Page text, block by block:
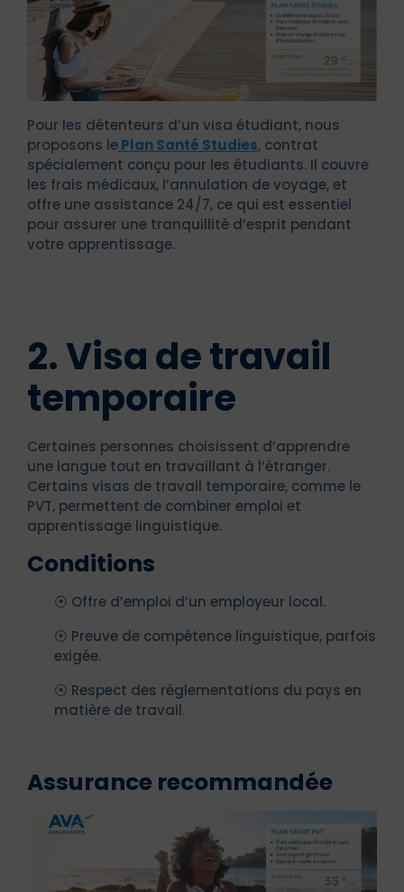
Pour les détenteurs d’un visa étudiant, nous
proposons lePlan Santé Studies, contrat
spécialement conçu pour les étudiants. Il couvre
les frais médicaux, l’annulation de voyage, et
offre une assistance 24/7, ce qui est essentiel
pour assurer une tranquillité d’esprit pendant
votre apprentissage.
2. Visa de travail
temporaire
Certaines personnes choisissent d’apprendre
une langue tout en travaillant à l’étranger.
Certains visas de travail temporaire, comme le
PVT, permettent de combiner emploi et
apprentissage linguistique.
Conditions
⦿ Offre d’emploi d’un employeur local.
⦿ Preuve de compétence linguistique, parfois
exigée.
⦿ Respect des réglementations du pays en
matière de travail.
Assurance recommandée